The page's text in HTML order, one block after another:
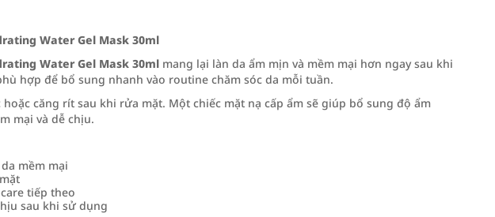
Water Gel Mask 30ml
Water Gel Mask 30ml mang lại làn da ẩm mịn và mềm mại hơn ngay sau khi
hợp để bổ sung nhanh vào routine chăm sóc da mỗi tuần.
căng rít sau khi rửa mặt. Một chiếc mặt nạ cấp ẩm sẽ giúp bổ sung độ ẩm
mại và dễ chịu.
mềm mại
tiếp theo
sau khi sử dụng